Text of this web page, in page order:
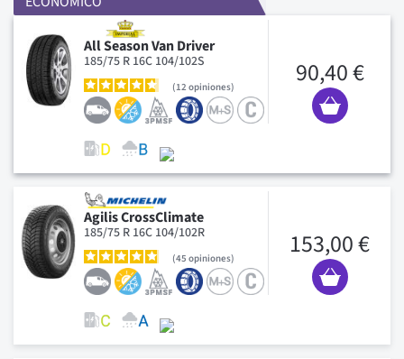
All Season Van Driver
185/75 R 16C 104/102S
12 opiniones 90,40 €
Agilis CrossClimate
185/75 R 16C 104/102R
45 opiniones 153,00 €